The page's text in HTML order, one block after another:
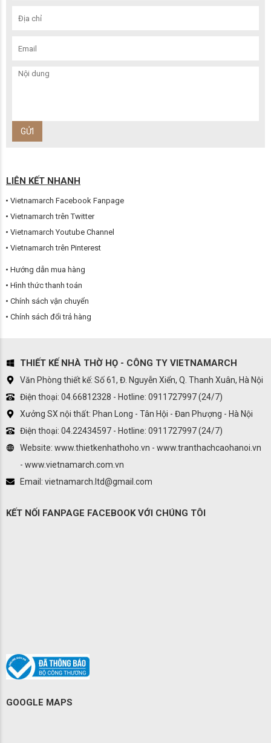
LIÊN KẾT NHANH
Vietnamarch Facebook Fanpage
Vietnamarch trên Twitter
Vietnamarch Youtube Channel
Vietnamarch trên Pinterest
Hướng dẫn mua hàng
Hình thức thanh toán
Chính sách vận chuyển
Chính sách đổi trả hàng
THIẾT KẾ NHÀ THỜ HỌ - CÔNG TY VIETNAMARCH
Văn Phòng thiết kế: Số 61, Đ. Nguyễn Xiển, Q. Thanh Xuân, Hà Nội
Điện thoại: 04.66812328 - Hotline: 0911727997 (24/7)
Xưởng SX nội thất: Phan Long - Tân Hội - Đan Phượng - Hà Nội
Điện thoại: 04.22434597 - Hotline: 0911727997 (24/7)
Website: www.thietkenhathoho.vn - www.tranthachcaohanoi.vn
- www.vietnamarch.com.vn
Email: vietnamarch.ltd@gmail.com
KẾT NỐI FANPAGE FACEBOOK VỚI CHÚNG TÔI
GOOGLE MAPS